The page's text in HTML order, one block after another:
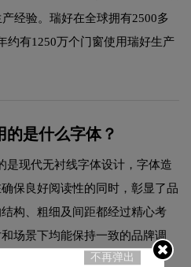
经验。瑞好在全球拥有2500多
约有1250万个门窗使用瑞好生产
的是什么字体？
是现代无衬线字体设计，字体造
保良好阅读性的同时，彰显了品
构、粗细及间距都经过精心考
场景下均能保持一致的品牌调
不再弹出